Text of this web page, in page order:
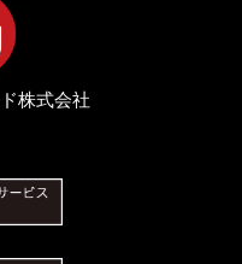
株式会社